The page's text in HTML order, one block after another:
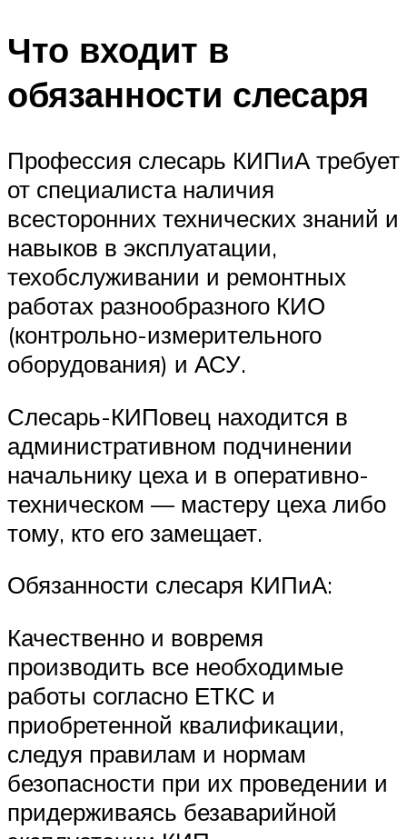
Что входит в
обязанности слесаря
Профессия слесарь КИПиА требует
от специалиста наличия
всесторонних технических знаний и
навыков в эксплуатации,
техобслуживании и ремонтных
работах разнообразного КИО
(контрольно-измерительного
оборудования) и АСУ.
Слесарь-КИПовец находится в
административном подчинении
начальнику цеха и в оперативно-
техническом — мастеру цеха либо
тому, кто его замещает.
Обязанности слесаря КИПиА:
Качественно и вовремя
производить все необходимые
работы согласно ЕТКС и
приобретенной квалификации,
следуя правилам и нормам
безопасности при их проведении и
придерживаясь безаварийной